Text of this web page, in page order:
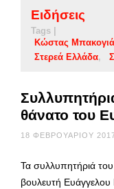
Ειδήσεις
Tags |
Κώστας
Στερεά Ελλάδα
θάνατο του
18 ΦΕΒΡΟΥΑΡΊΟΥ
Τα συλλυπητήριά
βουλευτή Ευάγγελου